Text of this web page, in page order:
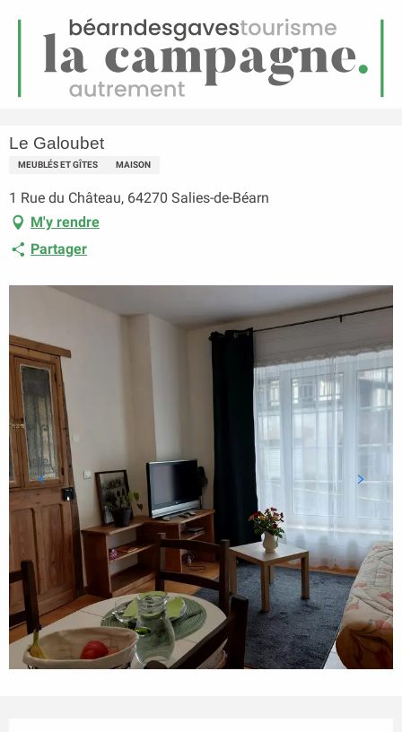
Menu
Le Galoubet
Le Galoubet
MEUBLÉS ET GÎTES MAISON
1 Rue du Château, 64270 Salies-de-Béarn
M'y rendre
Partager